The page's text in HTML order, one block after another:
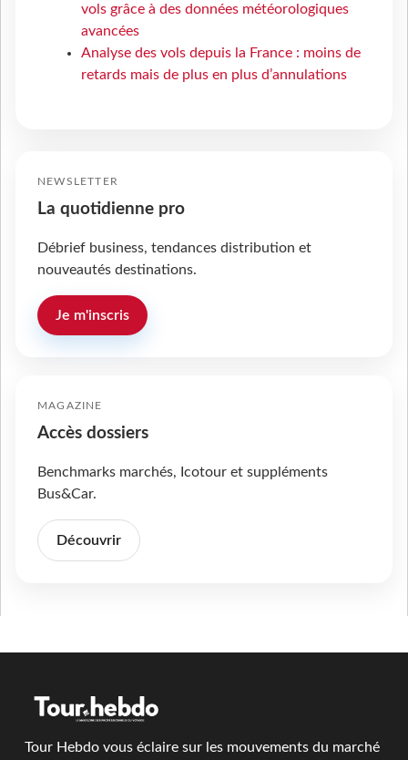
vols grâce à des données météorologiques
avancées
Analyse des vols depuis la France : moins de
retards mais de plus en plus d’annulations
NEWSLETTER
La quotidienne pro
Débrief business, tendances distribution et
nouveautés destinations.
Je m'inscris
MAGAZINE
Accès dossiers
Benchmarks marchés, Icotour et suppléments
Bus&Car.
Découvrir
Tour Hebdo vous éclaire sur les mouvements du marché